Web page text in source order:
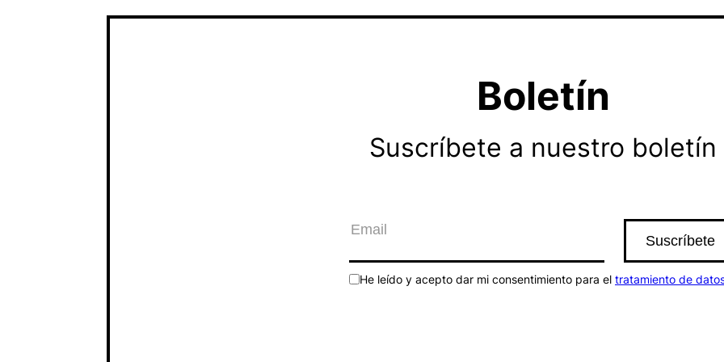
Boletín
Suscríbete a nuestro boletín
He leído y acepto dar mi consentimiento para el tratamiento de